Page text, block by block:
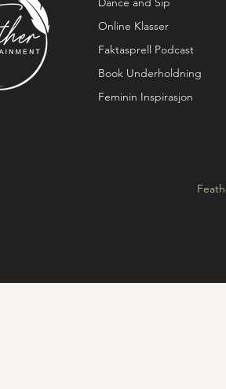
Online Klasser
Faktasprell Podcast
Book Underholdning
Feminin Inspirasjon